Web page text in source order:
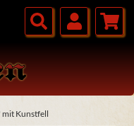
Kunstfell